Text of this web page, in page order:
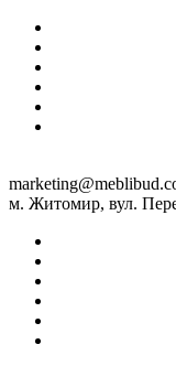
м. Житомир, вул.